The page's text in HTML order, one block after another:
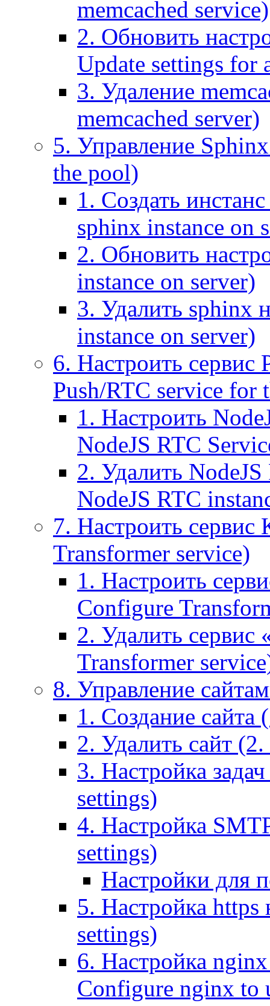
memcached service)
2. Обновить
Update settings for
3. Удаление
memcached server)
5. Управление
the pool)
1. Создать
sphinx instance on
2. Обновить
instance on server)
3. Удалить sphinx
instance on server)
6. Настроить
Push/RTC service for
1. Настроить
NodeJS RTC
2. Удалить
NodeJS RTC
7. Настроить
Transformer service)
1. Настроить
Configure
2. Удалить сервис
Transformer
8. Управление
1. Создание сайта
2. Удалить сайт
3. Настройка
settings)
4. Настройка
settings)
Настройки для
5. Настройка https
settings)
6. Настройка
Configure nginx to